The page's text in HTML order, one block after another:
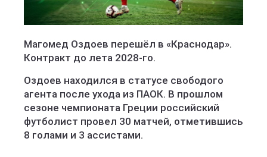
Магомед Оздоев перешёл в «Краснодар».
Контракт до лета 2028-го.
Оздоев находился в статусе свободого
агента после ухода из ПАОК. В прошлом
сезоне чемпионата Греции российский
футболист провел 30 матчей, отметившись
8 голами и 3 ассистами.